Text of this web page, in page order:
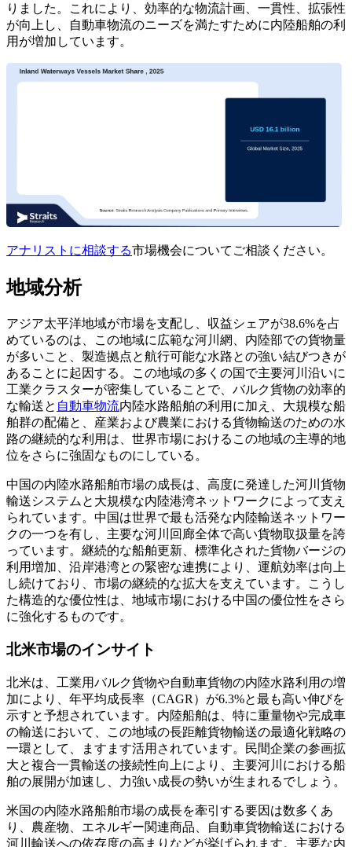
りました。これにより、効率的な物流計画、一貫性、拡張性
が向上し、自動車物流のニーズを満たすために内陸船舶の利
用が増加しています。
アナリストに相談する市場機会についてご相談ください。
地域分析
アジア太平洋地域が市場を支配し、収益シェアが38.6%を占
めているのは、この地域に広範な河川網、内陸部での貨物量
が多いこと、製造拠点と航行可能な水路との強い結びつきが
あることに起因する。この地域の多くの国で主要河川沿いに
工業クラスターが密集していることで、バルク貨物の効率的
な輸送と 自動車物流内陸水路船舶の利用に加え、大規模な船
舶群の配備と、産業および農業における貨物輸送のための水
路の継続的な利用は、世界市場におけるこの地域の主導的地
位をさらに強固なものにしている。
中国の内陸水路船舶市場の成長は、高度に発達した河川貨物
輸送システムと大規模な内陸港湾ネットワークによって支え
られています。中国は世界で最も活発な内陸輸送ネットワー
クの一つを有し、主要な河川回廊全体で高い貨物取扱量を誇
っています。継続的な船舶更新、標準化された貨物バージの
利用増加、沿岸港湾との緊密な連携により、運航効率は向上
し続けており、市場の継続的な拡大を支えています。こうし
た構造的な優位性は、地域市場における中国の優位性をさら
に強化するものです。
北米市場のインサイト
北米は、工業用バルク貨物や自動車貨物の内陸水路利用の増
加により、年平均成長率（CAGR）が6.3%と最も高い伸びを
示すと予想されています。内陸船舶は、特に重量物や完成車
の輸送において、この地域の長距離貨物輸送の最適化戦略の
一環として、ますます活用されています。民間企業の参画拡
大と複合一貫輸送の接続性向上により、主要河川における船
舶の展開が加速し、力強い成長の勢いが生まれるでしょう。
米国の内陸水路船舶市場の成長を牽引する要因は数多くあ
り、農産物、エネルギー関連商品、自動車貨物輸送における
河川輸送への依存度の高まりなどが挙げられます。主要な内